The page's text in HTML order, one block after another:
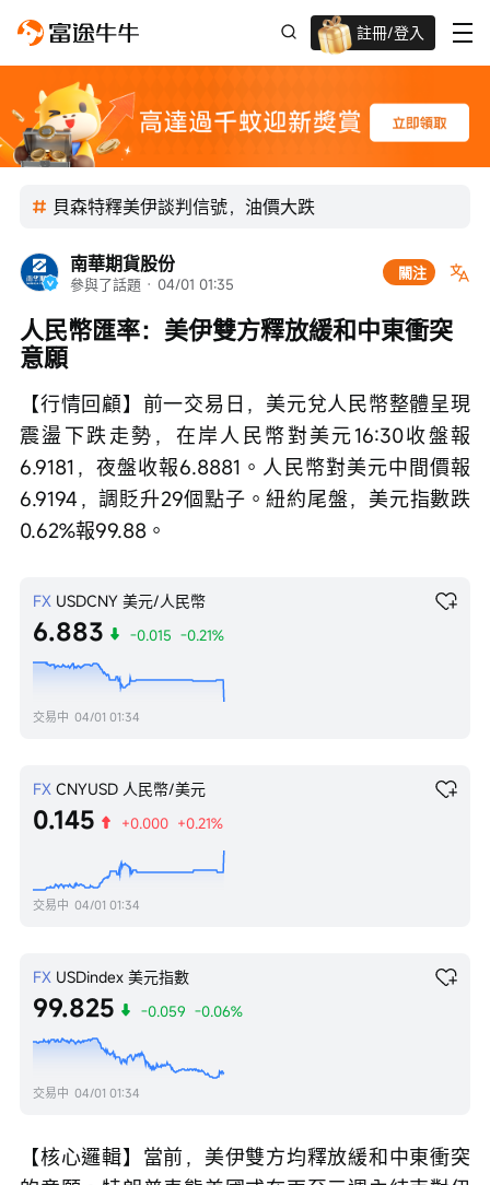
註冊/登入
迎新驚喜賞 股票/BTC等任你揀!
貝森特釋美伊談判信號，油價大跌
南華期貨股份
參與了話題 · 04/01 01:35
關注
人民幣匯率：美伊雙方釋放緩和中東衝突
意願
【行情回顧】前一交易日，美元兌人民幣整體呈現
震盪下跌走勢，在岸人民幣對美元16:30收盤報
6.9181，夜盤收報6.8881。人民幣對美元中間價報
6.9194，調貶升29個點子。紐約尾盤，美元指數跌
0.62%報99.88。
FX USDCNY 美元/人民幣
6.883 -0.015 -0.21%
交易中 04/01 01:34
FX CNYUSD 人民幣/美元
0.145 +0.000 +0.21%
交易中 04/01 01:34
FX USDindex 美元指數
99.825 -0.059 -0.06%
交易中 04/01 01:34
【核心邏輯】當前，美伊雙方均釋放緩和中東衝突